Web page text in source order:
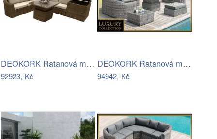
DEOKORK Ratanová modulová sestava…
92923,-Kč
DEOKORK Ratanová modulová sestava…
94942,-Kč